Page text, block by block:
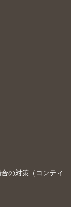
の対策（コンティ